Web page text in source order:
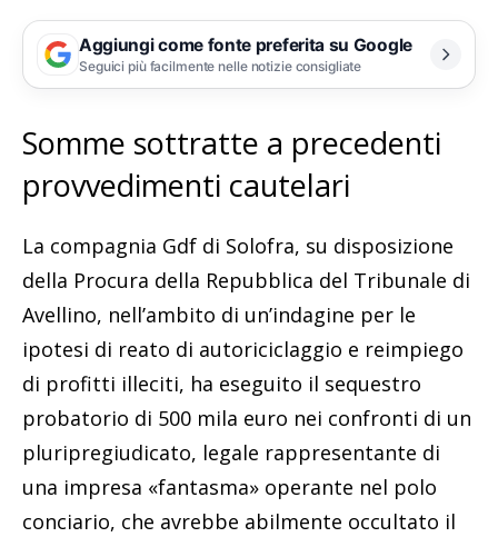
Aggiungi come fonte preferita su Google
Seguici più facilmente nelle notizie consigliate
Somme sottratte a precedenti
provvedimenti cautelari
La compagnia Gdf di Solofra, su disposizione
della Procura della Repubblica del Tribunale di
Avellino, nell’ambito di un’indagine per le
ipotesi di reato di autoriciclaggio e reimpiego
di profitti illeciti, ha eseguito il sequestro
probatorio di 500 mila euro nei confronti di un
pluripregiudicato, legale rappresentante di
una impresa «fantasma» operante nel polo
conciario, che avrebbe abilmente occultato il